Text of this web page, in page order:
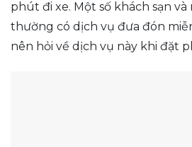
phút đi xe. Một số khách sạn và
thường có dịch vụ đưa đón
nên hỏi về dịch vụ này khi đặt